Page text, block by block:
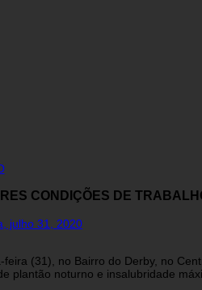
CONDIÇÕES DE
julho 31, 2020
(31), no Bairro do Derby, no
plantão noturno e insalubridade